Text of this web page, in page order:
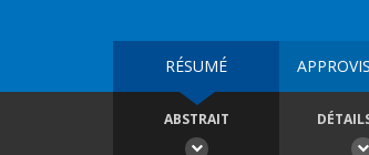
RÉSUMÉ
ABSTRAIT